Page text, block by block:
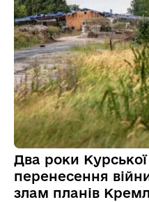
Два роки Курської
перенесення
злам планів